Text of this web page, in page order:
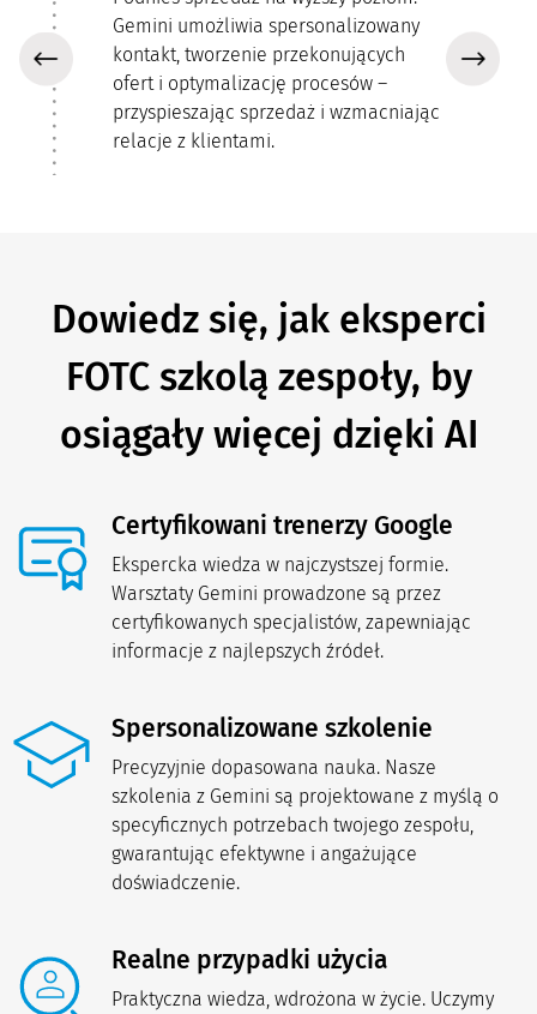
Gemini umożliwia spersonalizowany
kontakt, tworzenie przekonujących
ofert i optymalizację procesów –
przyspieszając sprzedaż i wzmacniając
relacje z klientami.
Dowiedz się, jak eksperci
FOTC szkolą zespoły, by
osiągały więcej dzięki AI
Certyfikowani trenerzy Google
Ekspercka wiedza w najczystszej formie.
Warsztaty Gemini prowadzone są przez
certyfikowanych specjalistów, zapewniając
informacje z najlepszych źródeł.
Spersonalizowane szkolenie
Precyzyjnie dopasowana nauka. Nasze
szkolenia z Gemini są projektowane z myślą o
specyficznych potrzebach twojego zespołu,
gwarantując efektywne i angażujące
doświadczenie.
Realne przypadki użycia
Praktyczna wiedza, wdrożona w życie. Uczymy